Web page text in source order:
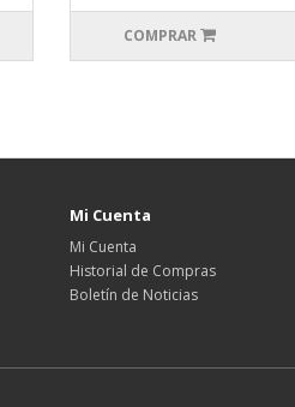
COMPRAR
Mi Cuenta
Mi Cuenta
Historial de Compras
Boletín de Noticias